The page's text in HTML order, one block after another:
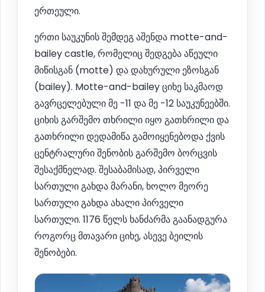
ერთეული.
ერთი საუკუნის შემდეგ აშენდა motte-and-
bailey castle, რომელიც შედგება აწეული
მიწისგან (motte) და დახურული ეზოსგან
(bailey). Motte-and-bailey ციხე საკმაოდ
გავრცელებული მე -11 და მე -12 საუკუნეებში.
ციხის გარშემო თხრილი იყო გათხრილი და
გათხრილი დედამიწა გამოიყენებოდა ქვის
ცენტრალური შენობის გარშემო ბორცვის
შესაქმნელად. შესაბამისად, პირველი
სართული გახდა მარანი, ხოლო მეორე
სართული გახდა ახალი პირველი
სართული. 1176 წელს ხანძარმა გაანადგურა
როგორც მთავარი ციხე, ასევე ბეილის
შენობები.